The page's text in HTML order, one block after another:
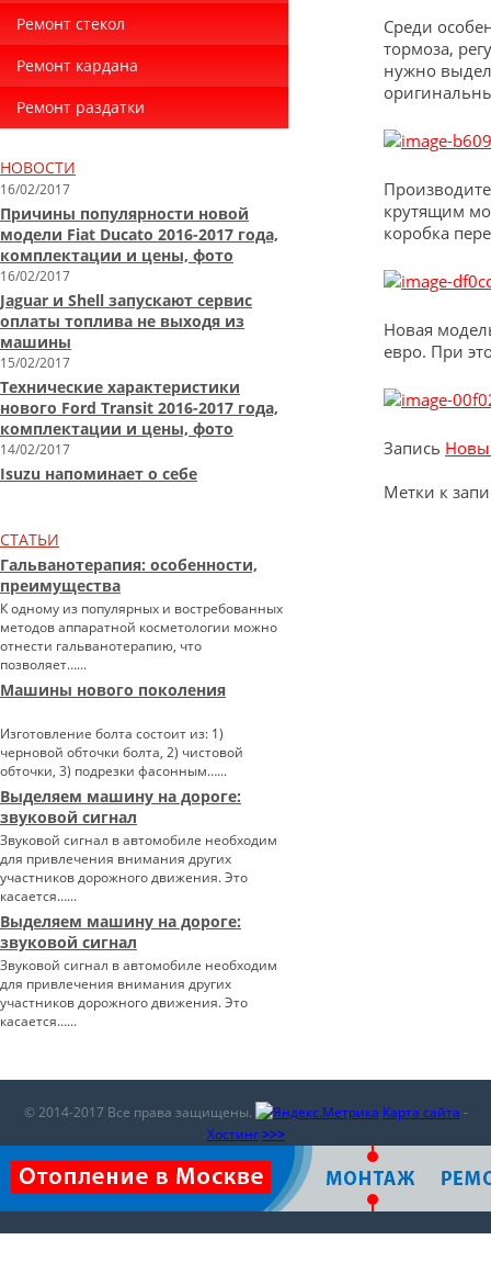
Ремонт стекол
Ремонт кардана
Ремонт раздатки
НОВОСТИ
16/02/2017
Причины популярности новой
модели Fiat Ducato 2016-2017 года,
комплектации и цены, фото
16/02/2017
Jaguar и Shell запускают сервис
оплаты топлива не выходя из
машины
15/02/2017
Технические характеристики
нового Ford Transit 2016-2017 года,
комплектации и цены, фото
14/02/2017
Isuzu напоминает о себе
СТАТЬИ
Гальванотерапия: особенности,
преимущества
К одному из популярных и востребованных
методов аппаратной косметологии можно
отнести гальванотерапию, что
позволяет…...
Машины нового поколения
Изготовление болта состоит из: 1)
черновой обточки болта, 2) чистовой
обточки, 3) подрезки фасонным…...
Выделяем машину на дороге:
звуковой сигнал
Звуковой сигнал в автомобиле необходим
для привлечения внимания других
участников дорожного движения. Это
касается…...
Выделяем машину на дороге:
звуковой сигнал
Звуковой сигнал в автомобиле необходим
для привлечения внимания других
участников дорожного движения. Это
касается…...
Среди
тормоза,
нужно
крутящим
коробка
Новая
евро. При
Запись
Метки к
© 2014-2017 Все права защищены. Карта сайта -
Хостинг >>>